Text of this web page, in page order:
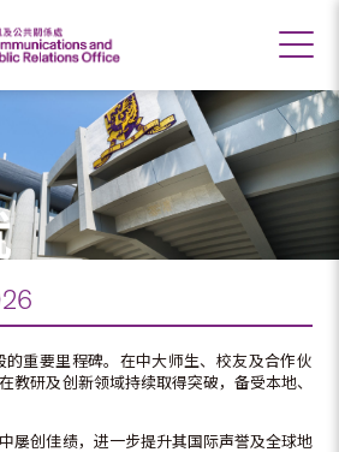
的重要里程碑。在中大师生、校友及合作伙
教研及创新领域持续取得突破，备受本地、
屡创佳绩，进一步提升其国际声誉及全球地